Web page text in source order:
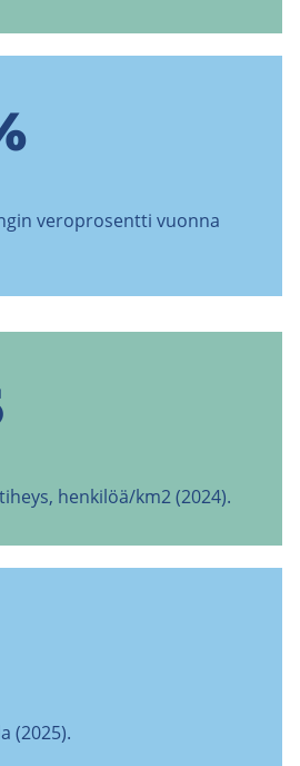
veroprosentti vuonna
henkilöä/km2 (2024).
(2025).